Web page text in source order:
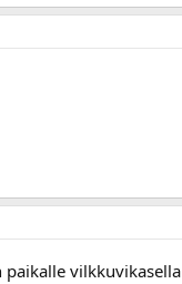
vilkkuvikasella